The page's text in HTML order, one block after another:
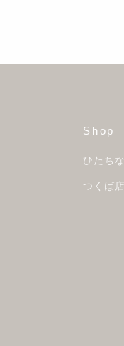
Shop
ひたち
つくば店